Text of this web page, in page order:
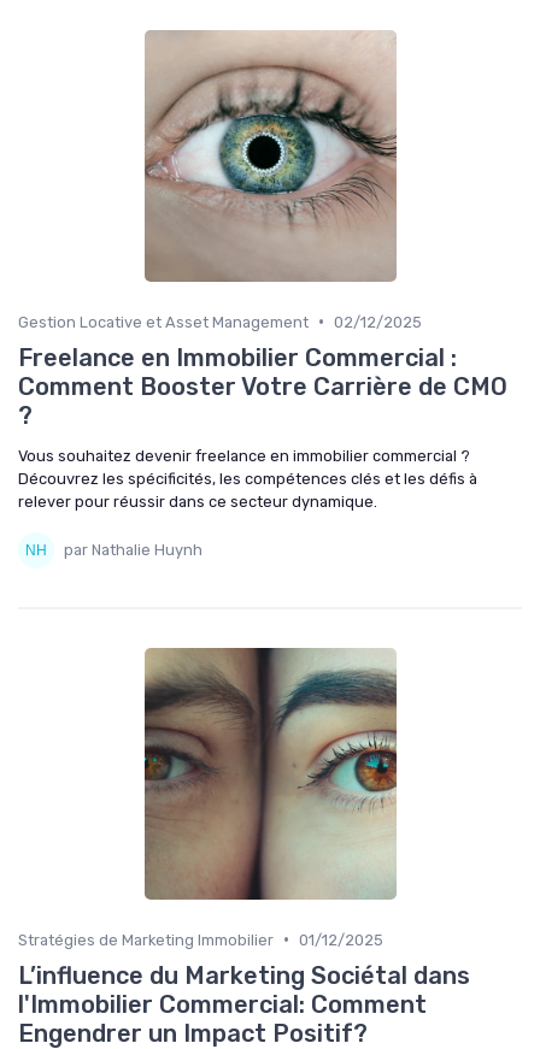
Gestion Locative et Asset Management • 02/12/2025
Freelance en Immobilier Commercial :
Comment Booster Votre Carrière de CMO
?
Vous souhaitez devenir freelance en immobilier commercial ?
Découvrez les spécificités, les compétences clés et les défis à
relever pour réussir dans ce secteur dynamique.
par Nathalie Huynh
Stratégies de Marketing Immobilier • 01/12/2025
L’influence du Marketing Sociétal dans
l'Immobilier Commercial: Comment
Engendrer un Impact Positif?